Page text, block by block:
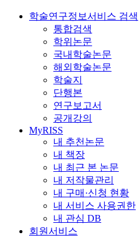
학술연구정보서비스 검색
통합검색
학위논문
국내학술논문
해외학술논문
학술지
단행본
연구보고서
공개강의
MyRISS
내 추천논문
내 책장
내 최근 본 논문
내 저작물관리
내 구매·신청 현황
내 서비스 사용권한
내 관심 DB
회원서비스